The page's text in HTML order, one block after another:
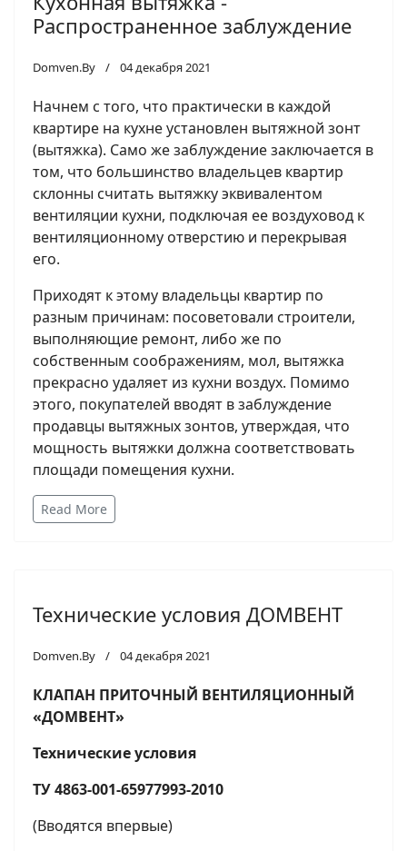
Распространенное заблуждение
Domven.By 04 декабря 2021
Начнем с того, что практически в каждой
квартире на кухне установлен вытяжной зонт
(вытяжка). Само же заблуждение заключается в
том, что большинство владельцев квартир
склонны считать вытяжку эквивалентом
вентиляции кухни, подключая ее воздуховод к
вентиляционному отверстию и перекрывая
его.
Приходят к этому владельцы квартир по
разным причинам: посоветовали строители,
выполняющие ремонт, либо же по
собственным соображениям, мол, вытяжка
прекрасно удаляет из кухни воздух. Помимо
этого, покупателей вводят в заблуждение
продавцы вытяжных зонтов, утверждая, что
мощность вытяжки должна соответствовать
площади помещения кухни.
Read More
Технические условия ДОМВЕНТ
Domven.By 04 декабря 2021
КЛАПАН ПРИТОЧНЫЙ ВЕНТИЛЯЦИОННЫЙ
«ДОМВЕНТ»
Технические условия
ТУ 4863-001-65977993-2010
(Вводятся впервые)